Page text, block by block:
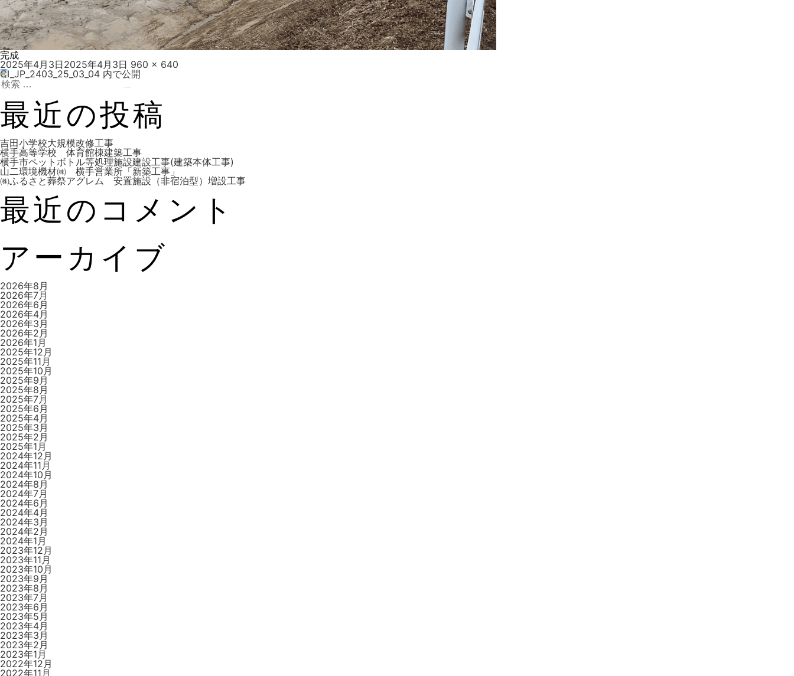
完成
投
稿
日:
2025年4月3日2025年4月3日 フ
ル
サ
ズ
960 × 640
投
稿
ナ
ビ
ゲ
ー
シ
ョ
ン
CI_JP_2403_25_03_04 内で公開
検
索:
最近の投稿
吉田小学校大規模改修工事
横手高等学校 体育館棟建築工事
横手市ペットボトル等処理施設建設工事(建築本体工事)
山二環境機材㈱ 横手営業所「新築工事」
㈱ふるさと葬祭アグレム 安置施設（非宿泊型）増設工事
最近のコメント
アーカイブ
2026年8月
2026年7月
2026年6月
2026年4月
2026年3月
2026年2月
2026年1月
2025年12月
2025年11月
2025年10月
2025年9月
2025年8月
2025年7月
2025年6月
2025年4月
2025年3月
2025年2月
2025年1月
2024年12月
2024年11月
2024年10月
2024年8月
2024年7月
2024年6月
2024年4月
2024年3月
2024年2月
2024年1月
2023年12月
2023年11月
2023年10月
2023年9月
2023年8月
2023年7月
2023年6月
2023年5月
2023年4月
2023年3月
2023年2月
2023年1月
2022年12月
2022年11月